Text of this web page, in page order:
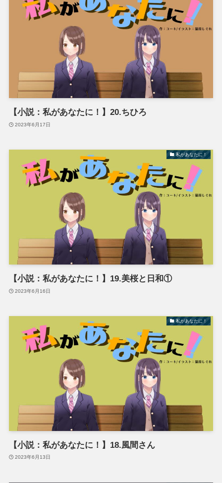
【小説：私があなたに！】20.ちひろ
2023年6月17日
私があなたに！
【小説：私があなたに！】19.美桜と日和①
2023年6月16日
私があなたに！
【小説：私があなたに！】18.風間さん
2023年6月13日